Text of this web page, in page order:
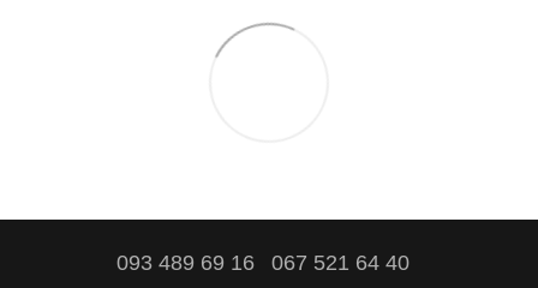
093 489 69 16 067 521 64 40